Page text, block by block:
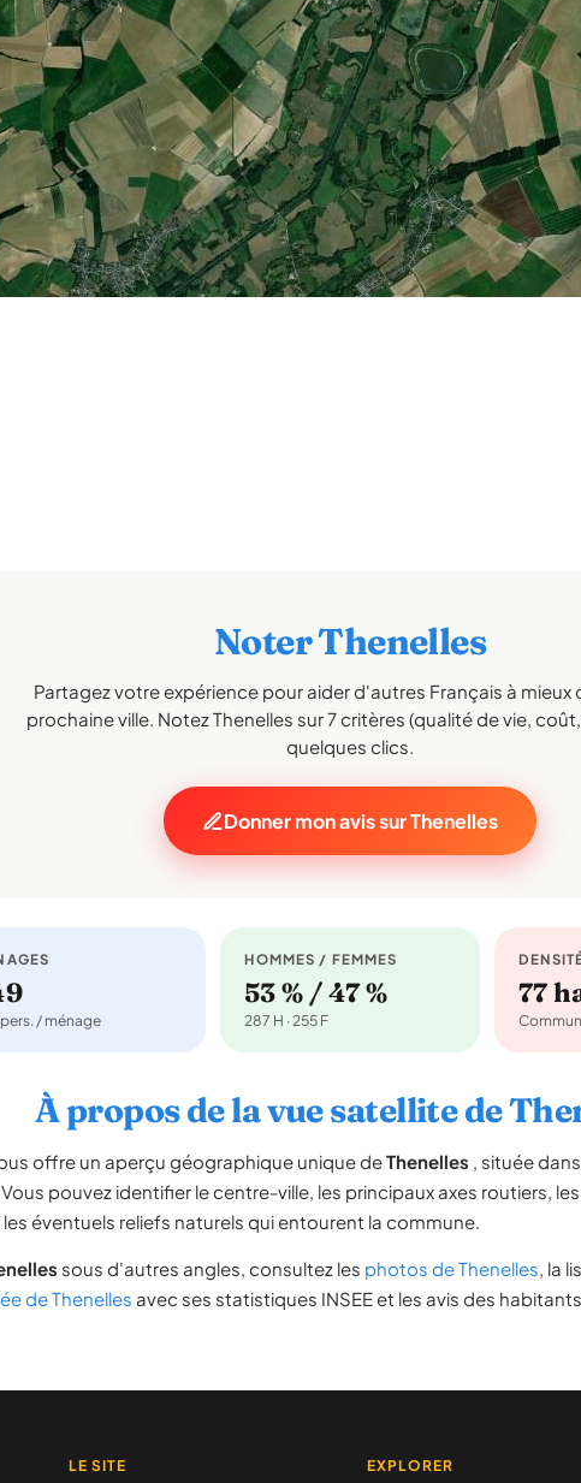
Noter Thenelles
Partagez votre expérience pour aider d'autres Français à mieux
prochaine ville. Notez Thenelles sur 7 critères (qualité de vie,
quelques clics.
Donner mon avis sur Thenelles
pers. / ménage
HOMMES / FEMMES
53 % / 47 %
287 H · 255 F
77
À propos de la vue satellite de
offre un aperçu géographique unique deThenelles , située
Vous pouvez identifier le centre-ville, les principaux axes routiers,
éventuels reliefs naturels qui entourent la commune.
sous d'autres angles, consultez les photos de Thenelles, la
de Thenelles avec ses statistiques INSEE et les avis des
LE SITE EXPLORER